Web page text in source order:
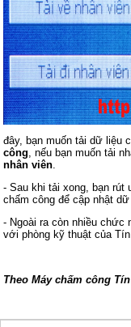
đây, bạn muốn tải dữ liệu
công, nếu bạn muốn tải
nhân viên.
- Sau khi tải xong, bạn rút
chấm công để cập nhật
- Ngoài ra còn nhiều chức
với phòng kỹ thuật của
Theo Máy chấm công